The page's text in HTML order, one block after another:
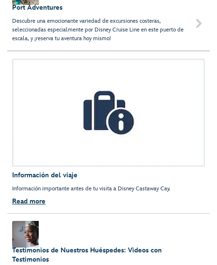
Port Adventures
Descubre una emocionante variedad de excursiones costeras,
seleccionadas especialmente por Disney Cruise Line en este puerto de
escala, y ¡reserva tu aventura hoy mismo!

Información del viaje
Información importante antes de tu visita a Disney Castaway Cay.
Read more
Testimonios de Nuestros Huéspedes: Videos con
Testimonios